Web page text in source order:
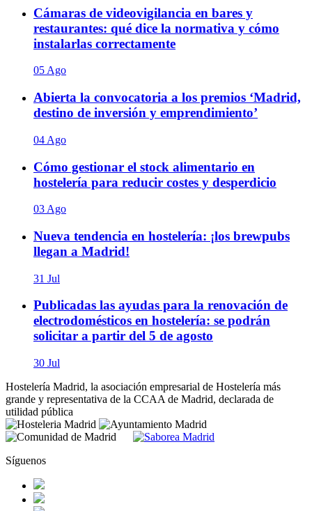
Cámaras de videovigilancia en bares y
restaurantes: qué dice la normativa y cómo
instalarlas correctamente
05 Ago
Abierta la convocatoria a los premios ‘Madrid,
destino de inversión y emprendimiento’
04 Ago
Cómo gestionar el stock alimentario en
hostelería para reducir costes y desperdicio
03 Ago
Nueva tendencia en hostelería: ¡los brewpubs
llegan a Madrid!
31 Jul
Publicadas las ayudas para la renovación de
electrodomésticos en hostelería: se podrán
solicitar a partir del 5 de agosto
30 Jul
Hostelería Madrid, la asociación empresarial de Hostelería más
grande y representativa de la CCAA de Madrid, declarada de
utilidad pública
Síguenos